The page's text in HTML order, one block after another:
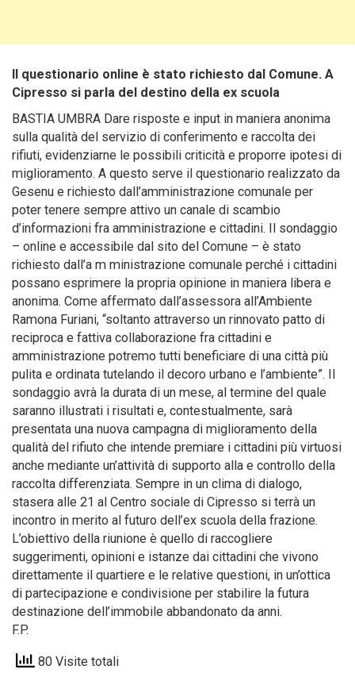
Il questionario online è stato richiesto dal Comune. A
Cipresso si parla del destino della ex scuola
BASTIA UMBRA Dare risposte e input in maniera anonima
sulla qualità del servizio di conferimento e raccolta dei
rifiuti, evidenziarne le possibili criticità e proporre ipotesi di
miglioramento. A questo serve il questionario realizzato da
Gesenu e richiesto dall’amministrazione comunale per
poter tenere sempre attivo un canale di scambio
d’informazioni fra amministrazione e cittadini. Il sondaggio
– online e accessibile dal sito del Comune – è stato
richiesto dall’a m ministrazione comunale perché i cittadini
possano esprimere la propria opinione in maniera libera e
anonima. Come affermato dall’assessora all’Ambiente
Ramona Furiani, “soltanto attraverso un rinnovato patto di
reciproca e fattiva collaborazione fra cittadini e
amministrazione potremo tutti beneficiare di una città più
pulita e ordinata tutelando il decoro urbano e l’ambiente”. Il
sondaggio avrà la durata di un mese, al termine del quale
saranno illustrati i risultati e, contestualmente, sarà
presentata una nuova campagna di miglioramento della
qualità del rifiuto che intende premiare i cittadini più virtuosi
anche mediante un’attività di supporto alla e controllo della
raccolta differenziata. Sempre in un clima di dialogo,
stasera alle 21 al Centro sociale di Cipresso si terrà un
incontro in merito al futuro dell’ex scuola della frazione.
L’obiettivo della riunione è quello di raccogliere
suggerimenti, opinioni e istanze dai cittadini che vivono
direttamente il quartiere e le relative questioni, in un’ottica
di partecipazione e condivisione per stabilire la futura
destinazione dell’immobile abbandonato da anni.
F.P.
80 Visite totali